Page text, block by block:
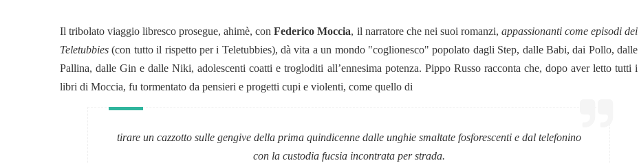
Il tribolato viaggio libresco prosegue, ahimè, conFederico Moccia, il narratore che nei suoi romanzi, appassionanti come episodi dei
Teletubbies (con tutto il rispetto per i Teletubbies), dà vita a un mondo "coglionesco" popolato dagli Step, dalle Babi, dai Pollo, dalle
Pallina, dalle Gin e dalle Niki, adolescenti coatti e trogloditi all’ennesima potenza. Pippo Russo racconta che, dopo aver letto tutti i
libri di Moccia, fu tormentato da pensieri e progetti cupi e violenti, come quello di
tirare un cazzotto sulle gengive della prima quindicenne dalle unghie smaltate fosforescenti e dal telefonino
con la custodia fucsia incontrata per strada.